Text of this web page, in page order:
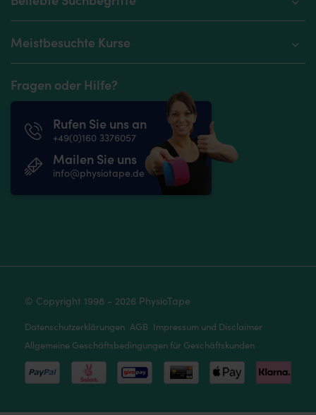
Meistbesuchte Kurse
Fragen oder Hilfe?
Rufen Sie uns an
+49(0)160 3376057
Mailen Sie uns
info@physiotape.de
© Copyright 1998 - 2026 PhysioTape
Datenschutzerklärungen AGB Impressum und Disclaimer
Allgemeine Geschäftsbedingungen für Geschäftskunden